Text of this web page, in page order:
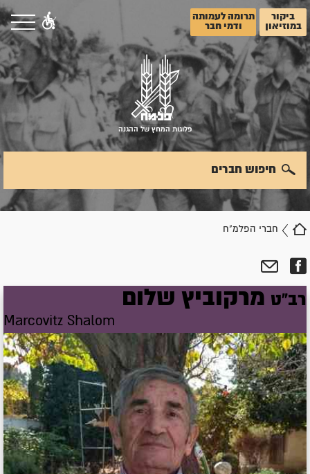
ביקור
במוזיאון
תרומה לעמותה
ודמי חבר
פלוגות המחץ של ההגנה
חברי הפלמ"ח
חיפוש חברים
רב"ט מרקוביץ שלום
Marcovitz Shalom